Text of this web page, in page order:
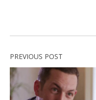
PREVIOUS POST